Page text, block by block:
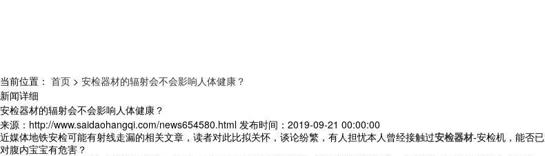
当前位置： 首页 > 安检器材的辐射会不会影响人体健康？
新闻详细
安检器材的辐射会不会影响人体健康？
来源： http://www.saidaohangqi.com/news654580.html 发布时间： 2019-09-21 00:00:00
近媒体地铁安检可能有射线走漏的相关文章，读者对此比拟关怀，谈论纷繁，有人担忧本人曾经接触过安检器材-安检机，能否
对腹内宝宝有危害？